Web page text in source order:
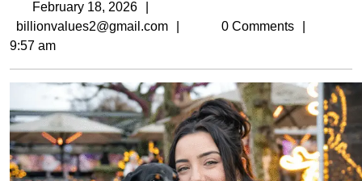
February 18, 2026
18,
billionvalues2@gmail.com billionvalues2@gmail.com
0 Comments
9:57 am